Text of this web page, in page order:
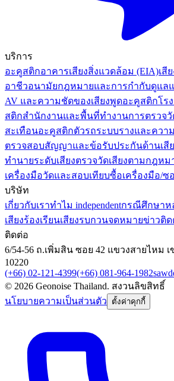
บริการ
อะคูสติกอาคารเสียงสิ่งแวดล้อม (EIA)เสี
อาชีวอนามัยกฎหมายและการกำกับดูแล
AV และความชัดของเสียงพูดอะคูสติกโร
สติกสำนักงานและพื้นที่ทำงานการตรวจ
สะเทือนอะคูสติกตัวรถระบบรางและควา
ตรวจสอบสัญญาและข้อรับประกันด้านเสี
ทำนายระดับเสียงตรวจวัดเสียงตามกฎหม
เครื่องมือวัดและสอบเทียบซื้อเครื่องมือ/ซ
บริษัท
เกี่ยวกับเราทำไม independentกรณีศึกษาห
เสียงร้องเรียนเสียงรบกวนจดหมายข่าวติด
ติดต่อ
6/54-56 ถ.เพิ่มสิน ซอย 42 แขวงสายไหม
10220
(+66) 02-121-4399(+66) 081-964-1982
© 2026 Geonoise Thailand. สงวนลิขสิทธิ์
นโยบายความเป็นส่วนตัว
ตั้งค่าคุกกี้